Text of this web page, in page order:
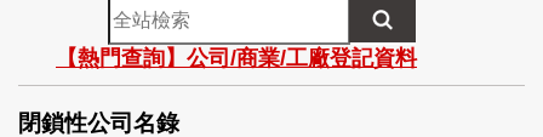
全
站
檢
索
【熱門查詢】公司/商業/工廠登記資料
閉鎖性公司名錄